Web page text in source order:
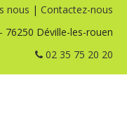
nous | Contactez-nous
76250 Déville-les-rouen
02 35 75 20 20